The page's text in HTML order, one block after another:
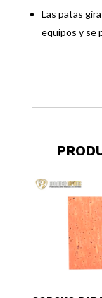
Las patas
equipos y se